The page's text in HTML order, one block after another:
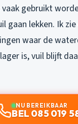
gebruikt
gaan lekken. Ik
waar de
is, vuil blijft
NU BEREIKBAAR
BEL 085 019